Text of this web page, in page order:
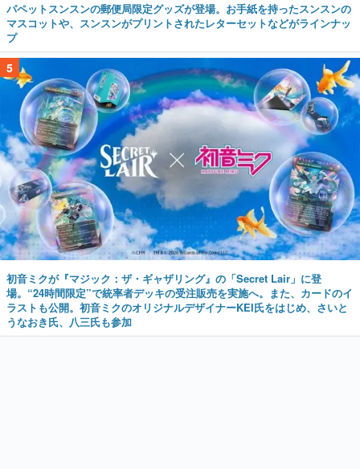
パペットスンスンの郵便局限定グッズが登場。お手紙を持ったスンスンの
マスコットや、スンスンがプリントされたレターセットなどがラインナッ
プ
5
初音ミクが『マジック：ザ・ギャザリング』の「Secret Lair」に登
場。“24時間限定”で統率者デッキの受注販売を実施へ。また、カードのイ
ラストも公開。初音ミクのオリジナルデザイナーKEI氏をはじめ、さいと
うなおき氏、八三氏も参加